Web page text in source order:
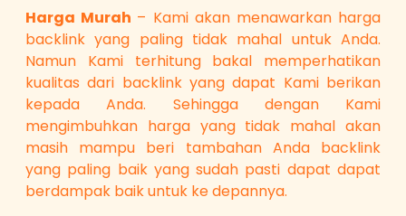
Harga Murah – Kami akan menawarkan harga
backlink yang paling tidak mahal untuk Anda.
Namun Kami terhitung bakal memperhatikan
kualitas dari backlink yang dapat Kami berikan
kepada Anda. Sehingga dengan Kami
mengimbuhkan harga yang tidak mahal akan
masih mampu beri tambahan Anda backlink
yang paling baik yang sudah pasti dapat dapat
berdampak baik untuk ke depannya.